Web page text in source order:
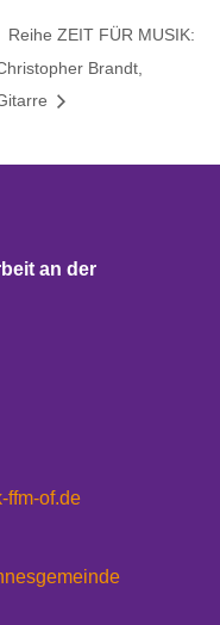
Reihe ZEIT FÜR MUSIK:
Brandt,
an der
ffm-of.de